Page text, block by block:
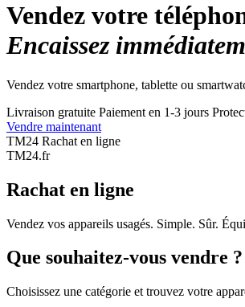
Vendez votre
Encaissez
Vendez votre smartphone, tablette ou
Livraison gratuite Paiement en 1-3 jours
Vendre maintenant
TM24 Rachat en ligne
TM24.fr
Rachat en ligne
Vendez vos appareils usagés. Simple. Sûr.
Que souhaitez-vous vendre ?
Choisissez une catégorie et trouvez votre